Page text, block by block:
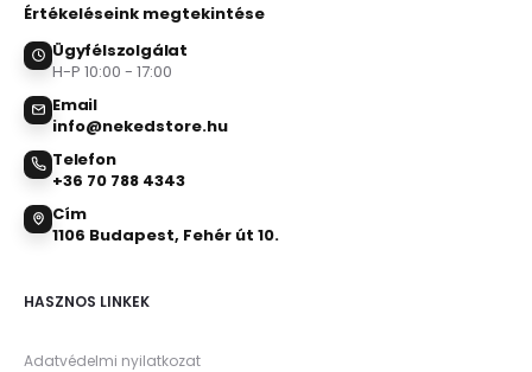
Értékeléseink megtekintése
Ügyfélszolgálat
H-P 10:00 - 17:00
Email
info@nekedstore.hu
Telefon
+36 70 788 4343
Cím
1106 Budapest, Fehér út 10.
HASZNOS LINKEK
Adatvédelmi nyilatkozat